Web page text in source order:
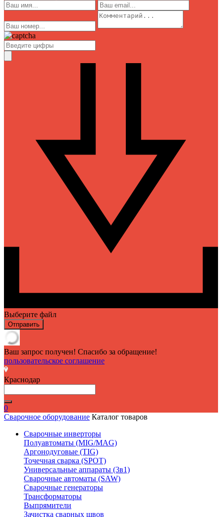
Выберите файл
Отправить
Ваш запрос получен! Спасибо за обращение!
пользовательское соглашение
Краснодар
0
Сварочное оборудование Каталог товаров
Сварочные инверторы
Полуавтоматы (MIG/MAG)
Аргонодуговые (TIG)
Точечная сварка (SPOT)
Универсальные аппараты (3в1)
Сварочные автоматы (SAW)
Сварочные генераторы
Трансформаторы
Выпрямители
Зачистка сварных швов